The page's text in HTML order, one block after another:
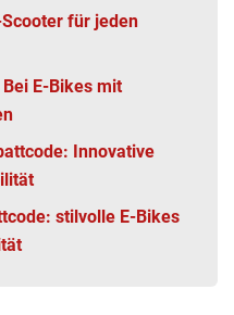
für jeden
E-Bikes mit
Innovative
stilvolle E-Bikes